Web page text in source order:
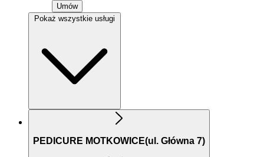
Umów
PEDICURE MOTKOWICE(ul. Główna 7)